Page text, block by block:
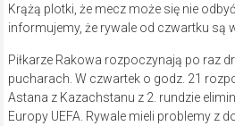
Krążą plotki, że mecz może się nie
informujemy, że rywale od czwartku są
Piłkarze Rakowa rozpoczynają po raz
pucharach. W czwartek o godz. 21
Astana z Kazachstanu z 2. rundzie
Europy UEFA. Rywale mieli problemy z